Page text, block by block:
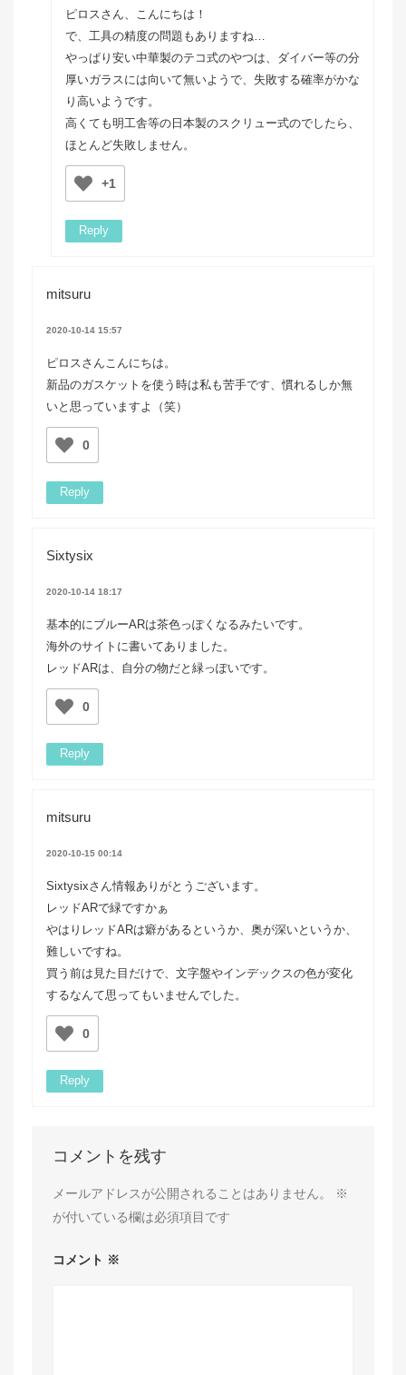
ピロスさん、こんにちは！
で、工具の精度の問題もありますね…
やっぱり安い中華製のテコ式のやつは、ダイバー等の分
厚いガラスには向いて無いようで、失敗する確率がかな
り高いようです。
高くても明工舎等の日本製のスクリュー式のでしたら、
ほとんど失敗しません。
+1
Reply
mitsuru
2020-10-14 15:57
ピロスさんこんにちは。
新品のガスケットを使う時は私も苦手です、慣れるしか無
いと思っていますよ（笑）
0
Reply
Sixtysix
2020-10-14 18:17
基本的にブルーARは茶色っぽくなるみたいです。
海外のサイトに書いてありました。
レッドARは、自分の物だと緑っぽいです。
0
Reply
mitsuru
2020-10-15 00:14
Sixtysixさん情報ありがとうございます。
レッドARで緑ですかぁ
やはりレッドARは癖があるというか、奥が深いというか、
難しいですね。
買う前は見た目だけで、文字盤やインデックスの色が変化
するなんて思ってもいませんでした。
0
Reply
コメントを残す
メールアドレスが公開されることはありません。
※
が付いている欄は必須項目です
コメント ※